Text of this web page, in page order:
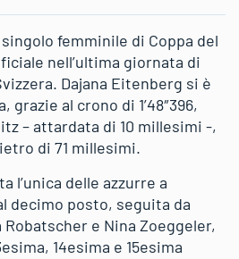
femminile di Coppa del
nell’ultima giornata di
Dajana Eitenberg si è
al crono di 1’48″396,
– attardata di 10 millesimi -,
di 71 millesimi.
l’unica delle azzurre a
decimo posto, seguita da
e Nina Zoeggeler,
14esima e 15esima